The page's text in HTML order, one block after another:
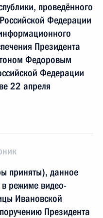
проведённого
Федерации
Президента
Федоровым
Федерации
22 апреля
приняты), данное
режиме видео-
Ивановской
Президента